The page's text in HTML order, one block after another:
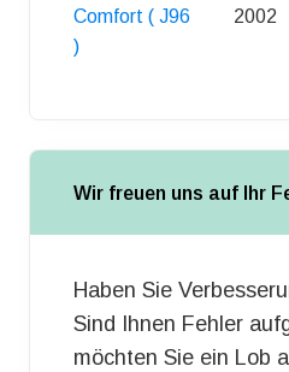
Comfort ( J96
)
2002
Wir freuen uns auf Ihr
Haben Sie
Sind Ihnen Fehler
möchten Sie ein Lob